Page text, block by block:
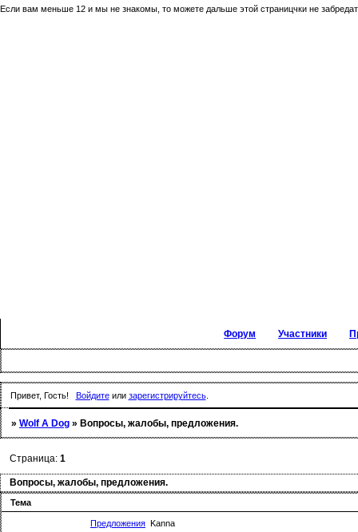
Если вам меньше 12 и мы не знакомы, то можете дальше этой страницчки не
Форум Участники
Привет, Гость! Войдитеили зарегистрируйтесь.
»Wolf A Dog » Вопросы, жалобы, предложения.
Вопросы, жалобы, предложения.
Страница:1
Тема
Предложения Kanna